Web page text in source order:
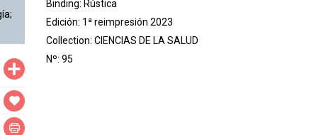
Compartir
Binding: Rústica
Edición: 1ª reimpresión 2023
Collection: CIENCIAS DE LA SALUD
Nº: 95